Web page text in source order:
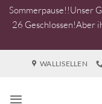
Sommerpause!!Unser
26 Geschlossen!Aber
WALLISELLEN